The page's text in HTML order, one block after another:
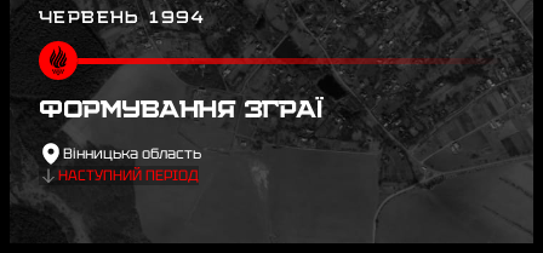
ЧЕРВЕНЬ 1994
ФОРМУВАННЯ ЗГРАЇ
Вінницька область
НАСТУПНИЙ ПЕРІОД